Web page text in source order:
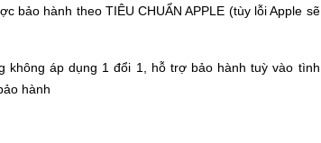
bảo hành theo TIÊU CHUẨN APPLE (tùy lỗi Apple sẽ
không áp dụng 1 đổi 1, hỗ trợ bảo hành tuỳ vào tình
hành